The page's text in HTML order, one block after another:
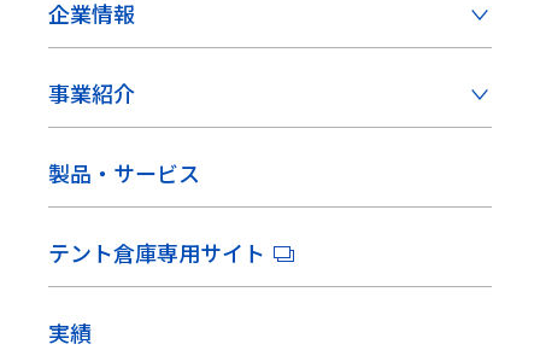
企業情報
事業紹介
製品・サービス
テント倉庫専用サイト
実績